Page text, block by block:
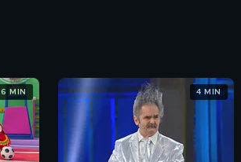
6 MIN 4 MIN